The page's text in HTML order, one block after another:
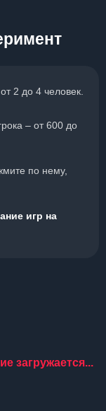
2 до 4 человек.
– от 600 до
по нему,
игр на
загружается...